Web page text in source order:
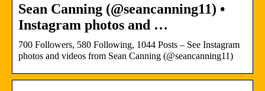
Sean Canning (@seancanning11) •
Instagram photos and …
700 Followers, 580 Following, 1044 Posts – See Instagram
photos and videos from Sean Canning (@seancanning11)